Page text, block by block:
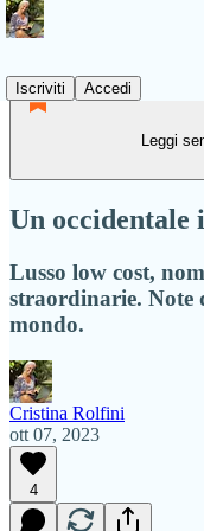
Iscriviti
Accedi
Leggi
Un occidentale
Lusso low cost,
straordinarie. Note
mondo.
Cristina Rolfini
ott 07, 2023
4